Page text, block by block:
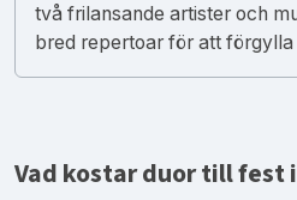
två frilansande artister och
bred repertoar för att förgylla
Vad kostar duor till fest